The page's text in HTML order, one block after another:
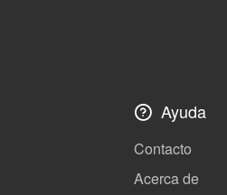
Ayuda
Contacto
Acerca de